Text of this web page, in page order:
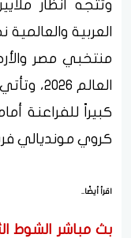
وتتجه أنظار
العربية
منتخبي مصر
العالم
كبيراً للفراعنة
كروي مونديالي
اقرأ أيضًا..